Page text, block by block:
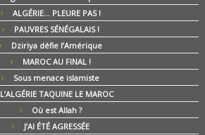
ALGÉRIE… PLEURE PAS !
PAUVRES SÉNÉGALAIS !
Dziriya défie l’Amérique
MAROC AU FINAL !
Sous menace islamiste
L’ALGÉRIE TAQUINE LE MAROC
Où est Allah ?
J’AI ÉTÉ AGRESSÉE